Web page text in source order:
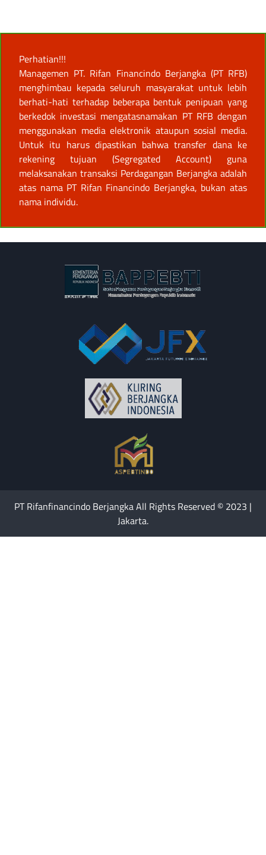
Perhatian!!!
Managemen PT. Rifan Financindo Berjangka (PT RFB)
menghimbau kepada seluruh masyarakat untuk lebih
berhati-hati terhadap beberapa bentuk penipuan yang
berkedok investasi mengatasnamakan PT RFB dengan
menggunakan media elektronik ataupun sosial media.
Untuk itu harus dipastikan bahwa transfer dana ke
rekening tujuan (Segregated Account) guna
melaksanakan transaksi Perdagangan Berjangka adalah
atas nama PT Rifan Financindo Berjangka, bukan atas
nama individu.
PT Rifanfinancindo Berjangka All Rights Reserved © 2023 |
Jakarta.